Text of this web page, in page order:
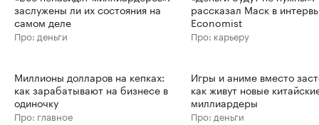
заслужены ли их состояния на
самом деле
Про: деньги
рассказал Маск в
Economist
Про: карьеру
Миллионы долларов на кепках:
как зарабатывают на бизнесе в
одиночку
Про: главное
Игры и аниме вместо
как живут новые
миллиардеры
Про: деньги